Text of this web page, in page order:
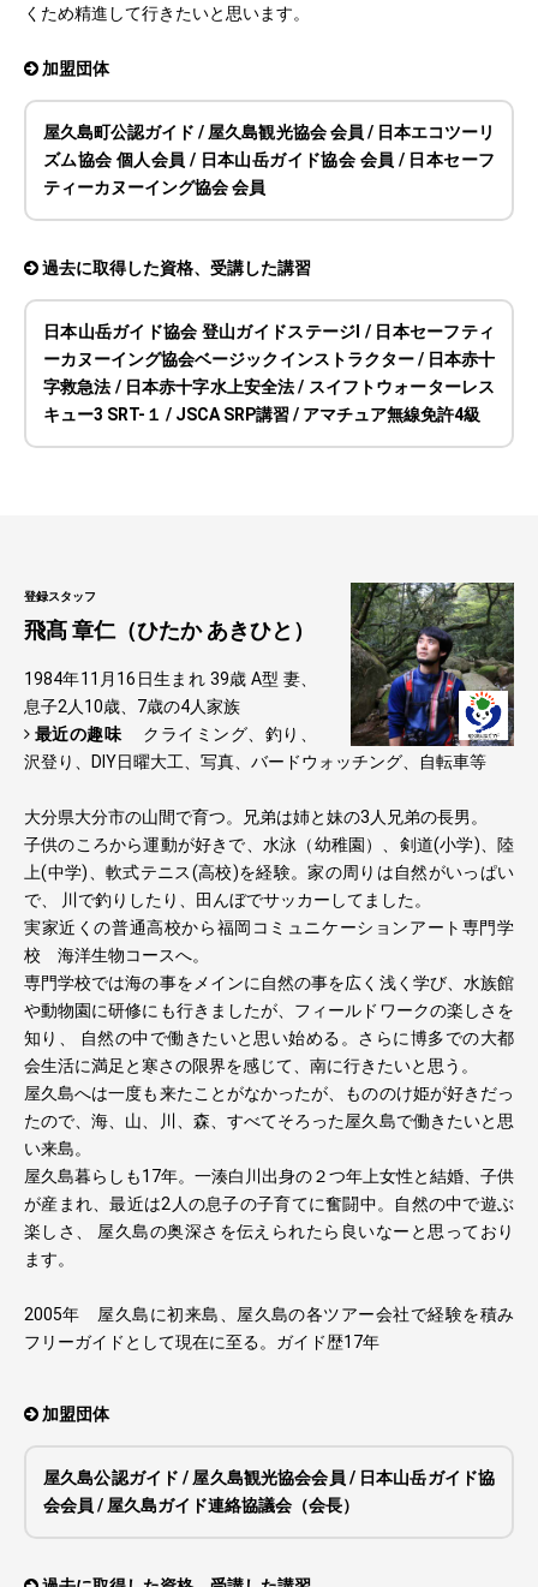
くため精進して行きたいと思います。
加盟団体
屋久島町公認ガイド / 屋久島観光協会 会員 / 日本エコツーリ
ズム協会 個人会員 / 日本山岳ガイド協会 会員 / 日本セーフ
ティーカヌーイング協会 会員
過去に取得した資格、受講した講習
日本山岳ガイド協会 登山ガイドステージⅠ / 日本セーフティ
ーカヌーイング協会ベージックインストラクター / 日本赤十
字救急法 / 日本赤十字水上安全法 / スイフトウォーターレス
キュー3 SRT-１ / JSCA SRP講習 / アマチュア無線免許4級
登録スタッフ
飛髙 章仁（ひたか あきひと）
1984年11月16日生まれ 39歳 A型 妻、
息子2人10歳、7歳の4人家族
最近の趣味 クライミング、釣り、
沢登り、DIY日曜大工、写真、バードウォッチング、自転車等
大分県大分市の山間で育つ。兄弟は姉と妹の3人兄弟の長男。
子供のころから運動が好きで、水泳（幼稚園）、剣道(小学)、陸
上(中学)、軟式テニス(高校)を経験。家の周りは自然がいっぱい
で、 川で釣りしたり、田んぼでサッカーしてました。
実家近くの普通高校から福岡コミュニケーションアート専門学
校 海洋生物コースへ。
専門学校では海の事をメインに自然の事を広く浅く学び、水族館
や動物園に研修にも行きましたが、フィールドワークの楽しさを
知り、 自然の中で働きたいと思い始める。さらに博多での大都
会生活に満足と寒さの限界を感じて、南に行きたいと思う。
屋久島へは一度も来たことがなかったが、もののけ姫が好きだっ
たので、海、山、川、森、すべてそろった屋久島で働きたいと思
い来島。
屋久島暮らしも17年。一湊白川出身の２つ年上女性と結婚、子供
が産まれ、最近は2人の息子の子育てに奮闘中。自然の中で遊ぶ
楽しさ、 屋久島の奥深さを伝えられたら良いなーと思っており
ます。
2005年 屋久島に初来島、屋久島の各ツアー会社で経験を積み
フリーガイドとして現在に至る。ガイド歴17年
加盟団体
屋久島公認ガイド / 屋久島観光協会会員 / 日本山岳ガイド協
会会員 / 屋久島ガイド連絡協議会（会長）